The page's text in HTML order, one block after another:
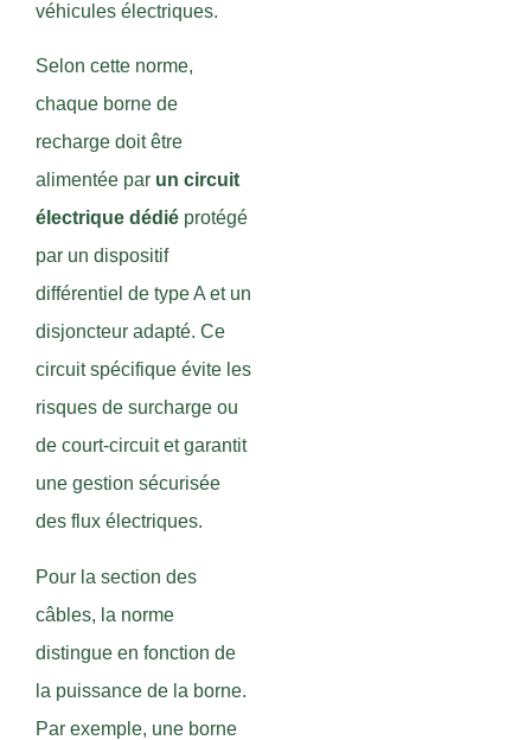
véhicules électriques.
Selon cette norme,
chaque borne de
recharge doit être
alimentée par un circuit
électrique dédié protégé
par un dispositif
différentiel de type A et un
disjoncteur adapté. Ce
circuit spécifique évite les
risques de surcharge ou
de court-circuit et garantit
une gestion sécurisée
des flux électriques.
Pour la section des
câbles, la norme
distingue en fonction de
la puissance de la borne.
Par exemple, une borne